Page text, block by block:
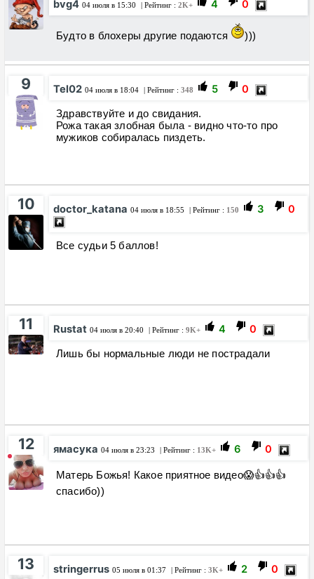
bvg4 04 июля в 15:30 | Рейтинг : 2K+ 4 0
Будто в блохеры другие подаются )))
9 Tel02 04 июля в 18:04 | Рейтинг : 348 5 0
Здравствуйте и до свидания.
Рожа такая злобная была - видно что-то про
мужиков собиралась пиздеть.
10 doctor_katana 04 июля в 18:55 | Рейтинг : 150 3 0
Все судьи 5 баллов!
11 Rustat 04 июля в 20:40 | Рейтинг : 9K+ 4 0
Лишь бы нормальные люди не пострадали
12 ямасука 04 июля в 23:23 | Рейтинг : 13K+ 6 0
Матерь Божья! Какое приятное видео😱👍👍👍
спасибо))
13 stringerrus 05 июля в 01:37 | Рейтинг : 3K+ 2 0